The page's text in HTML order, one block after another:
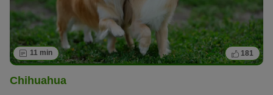
11 min 181
Chihuahua